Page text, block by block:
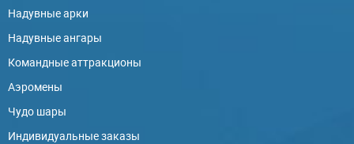
Надувные арки
Надувные ангары
Командные аттракционы
Аэромены
Чудо шары
Индивидуальные заказы